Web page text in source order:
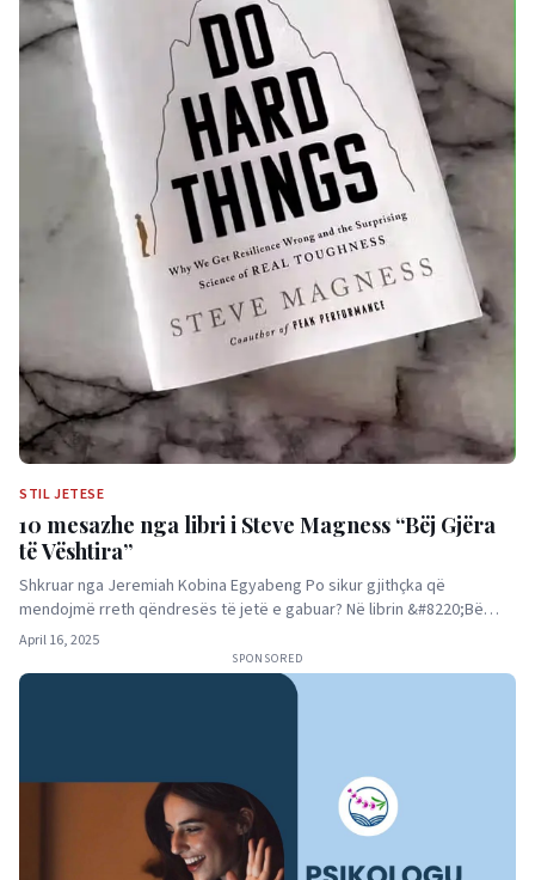
STIL JETESE
10 mesazhe nga libri i Steve Magness “Bëj Gjëra
të Vështira”
Shkruar nga Jeremiah Kobina Egyabeng Po sikur gjithçka që
mendojmë rreth qëndresës të jetë e gabuar? Në librin &#8220;Bë…
April 16, 2025
SPONSORED